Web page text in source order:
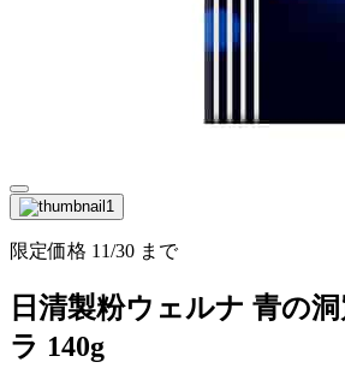
限定価格 11/30 まで
日清製粉ウェルナ 青の
ラ 140g